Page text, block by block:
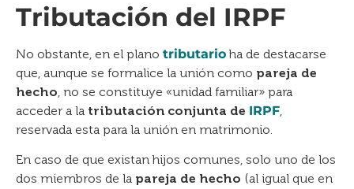
Tributación del IRPF
No obstante, en el plano tributarioha de destacarse
que, aunque se formalice la unión como pareja de
hecho , no se constituye «unidad familiar» para
acceder a la tributación conjunta de IRPF
reservada esta para la unión en matrimonio.
En caso de que existan hijos comunes, solo uno de los
dos miembros de la pareja de hecho (al igual que en